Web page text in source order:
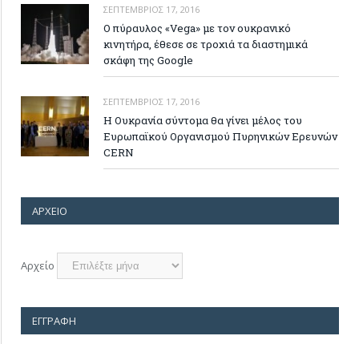
ΣΕΠΤΈΜΒΡΙΟΣ 17, 2016
Ο πύραυλος «Vega» με τον ουκρανικό
κινητήρα, έθεσε σε τροχιά τα διαστημικά
σκάφη της Google
ΣΕΠΤΈΜΒΡΙΟΣ 17, 2016
Η Ουκρανία σύντομα θα γίνει μέλος του
Ευρωπαϊκού Οργανισμού Πυρηνικών Ερευνών
CERN
ΑΡΧΕΊΟ
Αρχείο
ΕΓΓΡΑΦΉ